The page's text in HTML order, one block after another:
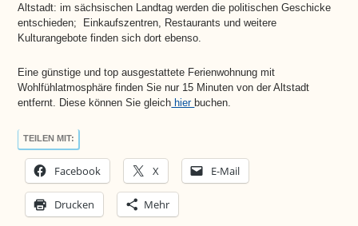
Altstadt: im sächsischen Landtag werden die politischen Geschicke
entschieden; Einkaufszentren, Restaurants und weitere
Kulturangebote finden sich dort ebenso.
Eine günstige und top ausgestattete Ferienwohnung mit
Wohlfühlatmosphäre finden Sie nur 15 Minuten von der Altstadt
entfernt. Diese können Sie gleich hierbuchen.
TEILEN MIT:
Facebook X E-Mail
Drucken Mehr